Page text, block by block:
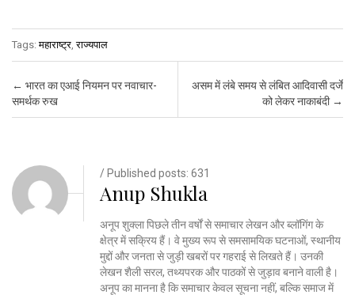
Tags:महाराष्ट्र ,राज्यपाल
Post navigation
← भारत का एआई नियमन पर नवाचार-
समर्थक रुख
असम में लंबे समय से लंबित आदिवासी दर्जे
को लेकर नाकाबंदी →
/ Published posts: 631
Anup Shukla
अनूप शुक्ला पिछले तीन वर्षों से समाचार लेखन और ब्लॉगिंग के
क्षेत्र में सक्रिय हैं। वे मुख्य रूप से समसामयिक घटनाओं, स्थानीय
मुद्दों और जनता से जुड़ी खबरों पर गहराई से लिखते हैं। उनकी
लेखन शैली सरल, तथ्यपरक और पाठकों से जुड़ाव बनाने वाली है।
अनूप का मानना है कि समाचार केवल सूचना नहीं, बल्कि समाज में